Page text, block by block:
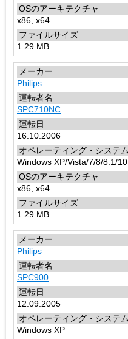
x86, x64
1.29 MB
Philips
SPC710NC
16.10.2006
Windows XP/Vista/7/8/8.1/10
x86, x64
1.29 MB
Philips
SPC900
12.09.2005
Windows XP